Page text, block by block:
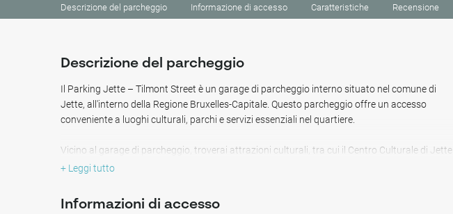
Descrizione del parcheggio Informazione di accesso Caratteristiche Recensione
Descrizione del parcheggio
Il Parking Jette – Tilmont Street è un garage di parcheggio interno situato nel comune di
Jette, all'interno della Regione Bruxelles-Capitale. Questo parcheggio offre un accesso
conveniente a luoghi culturali, parchi e servizi essenziali nel quartiere.
Vicino al garage di parcheggio, troverai attrazioni culturali, tra cui il Centro Culturale di Jette
in Bd de Smet de Naeyer (3 min a piedi), Jaune (5 min a piedi) e il Museo René Magritte in Rue
Ci sono diversi ristoranti nelle vicinanze di questo spazio di parcheggio, come La Conca D'Oro
+ Leggi tutto
Informazioni di accesso